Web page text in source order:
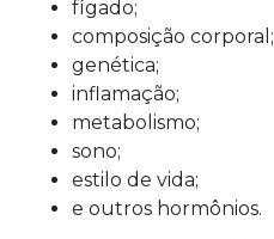
fígado;
composição corporal;
genética;
inflamação;
metabolismo;
sono;
estilo de vida;
e outros hormônios.